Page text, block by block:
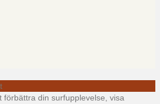
förbättra din surfupplevelse, visa